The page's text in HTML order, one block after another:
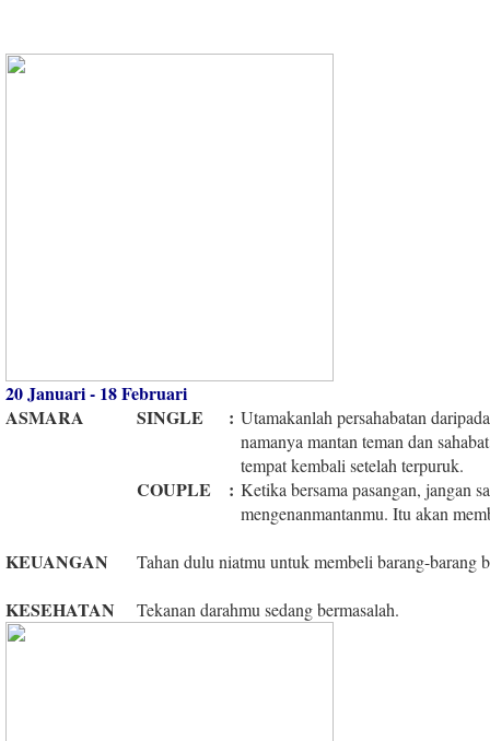
20 Januari - 18 Februari
ASMARA
SINGLE : Utamakanlah persahabatan
namanya mantan teman dan
tempat kembali setelah terpuruk.
COUPLE : Ketika bersama pasangan, jangan
mengenanmantanmu. Itu akan
KEUANGAN Tahan dulu niatmu untuk membeli barang-barang
KESEHATAN Tekanan darahmu sedang bermasalah.